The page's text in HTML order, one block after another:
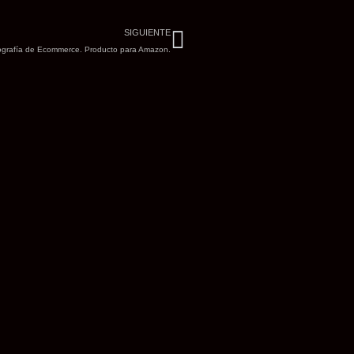
SIGUIENTE
de Ecommerce. Producto para Amazon.
Siguiente